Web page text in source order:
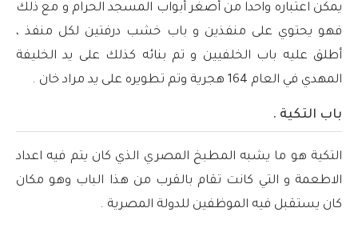
يمكن اعتباره واحدا من أصغر أبواب المسجد الحرام و مع ذلك
فهو يحتوي على منفذين و باب خشب درفتين لكل منفذ ،
أطلق عليه باب الخلفيين و تم بنائه كذلك على يد الخليفة
المهدي في العام 164 هجرية وتم تطويره على يد مراد خان .
باب التكية .
التكية هو ما يشبه المطبخ المصري الذي كان يتم فيه اعداد
الاطعمة و التي كانت تقام بالقرب من هذا الباب وهو مكان
كان يستقبل فيه الموظفين للدولة المصرية .